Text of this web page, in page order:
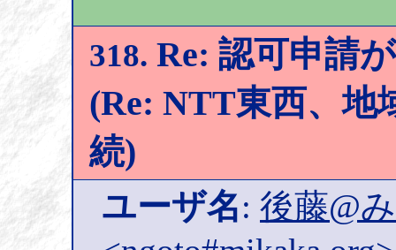
318. Re: 認可申請
(Re: NTT東西、地
続)
ユーザ名: 後藤@